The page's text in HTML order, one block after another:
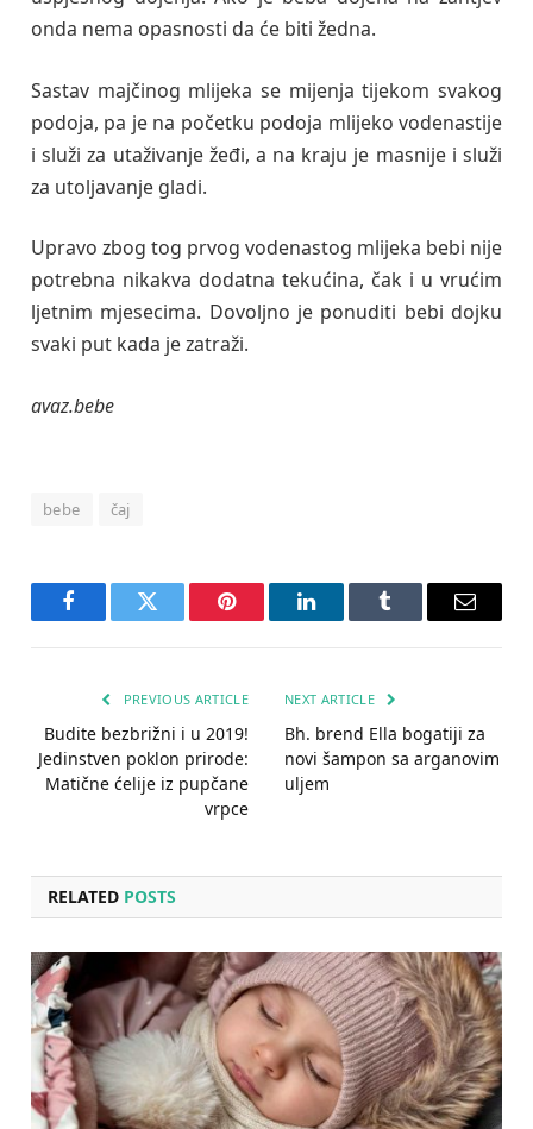
onda nema opasnosti da će biti žedna.
Sastav majčinog mlijeka se mijenja tijekom svakog
podoja, pa je na početku podoja mlijeko vodenastije
i služi za utaživanje žeđi, a na kraju je masnije i služi
za utoljavanje gladi.
Upravo zbog tog prvog vodenastog mlijeka bebi nije
potrebna nikakva dodatna tekućina, čak i u vrućim
ljetnim mjesecima. Dovoljno je ponuditi bebi dojku
svaki put kada je zatraži.
avaz.bebe
bebe čaj
FacebookTwitter Pinterest LinkedInTumblr Email
PREVIOUS ARTICLE
Budite bezbrižni i u 2019!
Jedinstven poklon prirode:
Matične ćelije iz pupčane
vrpce
NEXT ARTICLE
Bh. brend Ella bogatiji za
novi šampon sa arganovim
uljem
RELATED POSTS